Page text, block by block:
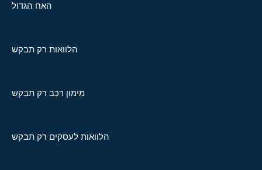
האח הגדול
הלוואות רק תבקש
מימון רכב רק תבקש
הלוואות לעסקים רק תבקש